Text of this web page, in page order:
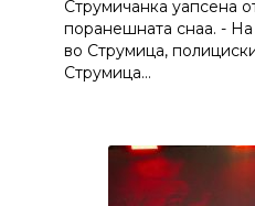
Струмичанка уапсена
поранешната снаа. -
во Струмица,
Струмица…